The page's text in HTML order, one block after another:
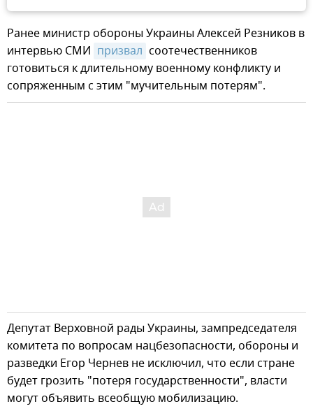
Ранее министр обороны Украины Алексей Резников в
интервью СМИ призвал соотечественников
готовиться к длительному военному конфликту и
сопряженным с этим "мучительным потерям".
Депутат Верховной рады Украины, зампредседателя
комитета по вопросам нацбезопасности, обороны и
разведки Егор Чернев не исключил, что если стране
будет грозить "потеря государственности", власти
могут объявить всеобщую мобилизацию.